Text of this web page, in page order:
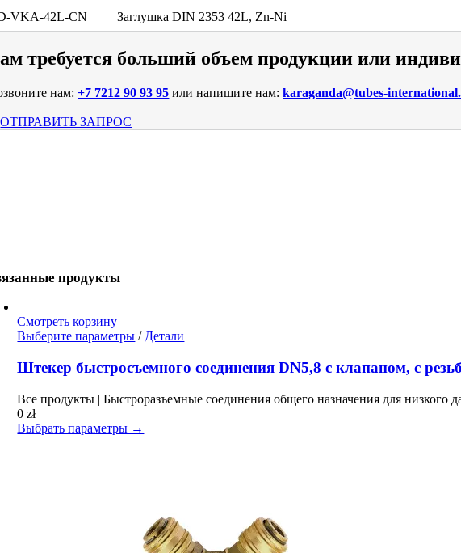
VKA-42L-CN
Заглушка DIN 2353 42L, Zn-Ni
требуется больший объем продукции или
нам:+7 7212 90 93 95 или напишите нам:karaganda@tubes-
ОТПРАВИТЬ ЗАПРОС
продукты
Смотреть корзину
Выберите параметры Этот
имеет
несколько
Опции
выбрать
/ Детали
Штекер быстросъемного соединения DN5,8 с клапаном, с
Все продукты | Быстроразъемные соединения общего назначения для низкого
0zł
Выбрать параметры →